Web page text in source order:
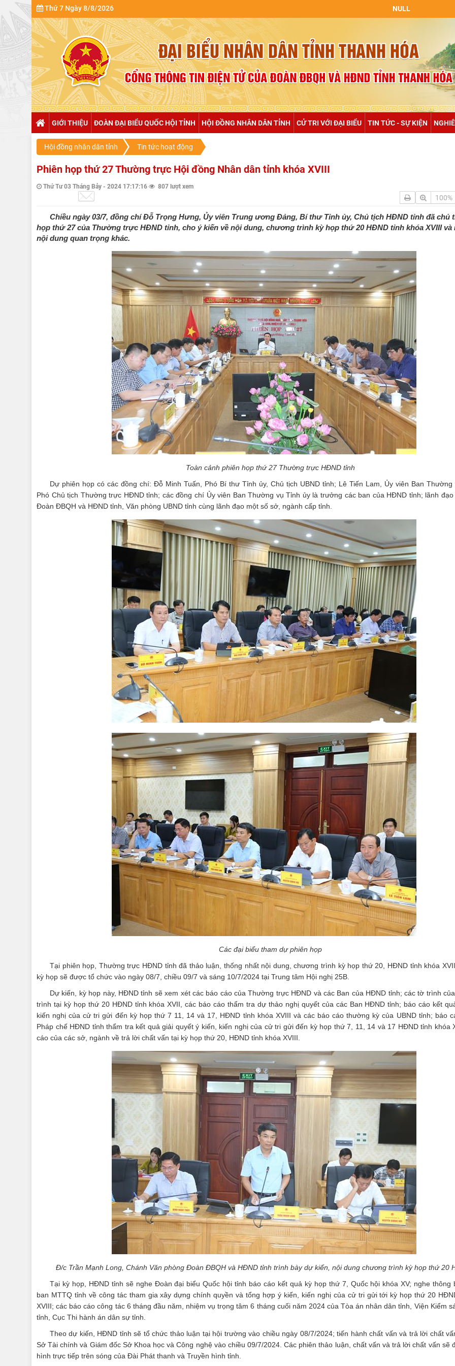
Thứ 7 Ngày 8/8/2026
GIỚI THIỆU ĐOÀN ĐẠI BIỂU QUỐC HỘI TỈNH HỘI ĐỒNG NHÂN DÂN TỈNH CỬ TRI VỚI ĐẠI BIỂU TIN TỨC - SỰ KIỆN
Hội đồng nhân dân tỉnh Tin tức hoạt động
Phiên họp thứ 27 Thường trực Hội đồng Nhân dân tỉnh khóa XVIII
Thứ Tư 03 Tháng Bảy - 2024 17:17:16 807 lượt xem
100%
Chiều ngày 03/7, đồng chí Đỗ Trọng Hưng, Ủy viên Trung ương Đảng, Bí thư Tỉnh ủy, Chủ tịch HĐND tỉnh đã chủ
họp thứ 27 của Thường trực HĐND tỉnh, cho ý kiến về nội dung, chương trình kỳ họp thứ 20 HĐND tỉnh khóa XVIII và
nội dung quan trọng khác.
Toàn cảnh phiên họp thứ 27 Thường trực HĐND tỉnh
Dự phiên họp có các đồng chí: Đỗ Minh Tuấn, Phó Bí thư Tỉnh ủy, Chủ tịch UBND tỉnh; Lê Tiến Lam, Ủy viên Ban Thường
Phó Chủ tịch Thường trực HĐND tỉnh; các đồng chí Ủy viên Ban Thường vụ Tỉnh ủy là trưởng các ban của HĐND tỉnh; lãnh đạo
Đoàn ĐBQH và HĐND tỉnh, Văn phòng UBND tỉnh cùng lãnh đạo một số sở, ngành cấp tỉnh.
Các đại biểu tham dự phiên họp
Tại phiên họp, Thường trực HĐND tỉnh đã thảo luận, thống nhất nội dung, chương trình kỳ họp thứ 20, HĐND tỉnh khóa
kỳ họp sẽ được tổ chức vào ngày 08/7, chiều 09/7 và sáng 10/7/2024 tại Trung tâm Hội nghị 25B.
Dự kiến, kỳ họp này, HĐND tỉnh sẽ xem xét các báo cáo của Thường trực HĐND và các Ban của HĐND tỉnh; các tờ trình
trình tại kỳ họp thứ 20 HĐND tỉnh khóa XVII, các báo cáo thẩm tra dự thảo nghị quyết của các Ban HĐND tỉnh; báo cáo kết
kiến nghị của cử tri gửi đến kỳ họp thứ 7 11, 14 và 17, HĐND tỉnh khóa XVIII và các báo cáo thường kỳ của UBND tỉnh; báo
Pháp chế HĐND tỉnh thẩm tra kết quả giải quyết ý kiến, kiến nghị của cử tri gửi đến kỳ họp thứ 7, 11, 14 và 17 HĐND tỉnh khóa
cáo của các sở, ngành về trả lời chất vấn tại kỳ họp thứ 20, HĐND tỉnh khóa XVIII.
Đ/c Trần Mạnh Long, Chánh Văn phòng Đoàn ĐBQH và HĐND tỉnh trình bày dự kiến, nội dung chương trình kỳ họp thứ 20
Tại kỳ họp, HĐND tỉnh sẽ nghe Đoàn đại biểu Quốc hội tỉnh báo cáo kết quả kỳ họp thứ 7, Quốc hội khóa XV; nghe thông
ban MTTQ tỉnh về công tác tham gia xây dựng chính quyền và tổng hợp ý kiến, kiến nghị của cử tri gửi tới kỳ họp thứ 20
XVIII; các báo cáo công tác 6 tháng đầu năm, nhiệm vụ trọng tâm 6 tháng cuối năm 2024 của Tòa án nhân dân tỉnh, Viện Kiểm
tỉnh, Cục Thi hành án dân sự tỉnh.
Theo dự kiến, HĐND tỉnh sẽ tổ chức thảo luận tại hội trường vào chiều ngày 08/7/2024; tiến hành chất vấn và trả lời chất
Sở Tài chính và Giám đốc Sở Khoa học và Công nghệ vào chiều 09/7/2024. Các phiên thảo luận, chất vấn và trả lời chất vấn sẽ
hình trực tiếp trên sóng của Đài Phát thanh và Truyền hình tỉnh.